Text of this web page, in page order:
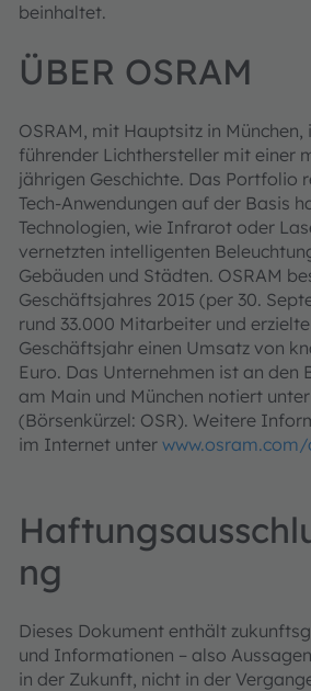
beinhaltet.
ÜBER OSRAM
OSRAM, mit Hauptsitz in
führender Lichthersteller mit einer
jährigen Geschichte. Das Portfolio
Tech-Anwendungen auf der Basis
Technologien, wie Infrarot oder
vernetzten intelligenten
Gebäuden und Städten. OSRAM
Geschäftsjahres 2015 (per 30.
rund 33.000 Mitarbeiter und
Geschäftsjahr einen Umsatz von
Euro. Das Unternehmen ist an den
am Main und München notiert
(Börsenkürzel: OSR). Weitere
im Internet unter www.osram.com/
ng
Dieses Dokument enthält
und Informationen – also
in der Zukunft, nicht in der